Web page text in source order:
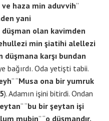
haza min aduvvih”
yani
olan kavimden
min şiatihi alellezi
düşmana karşı bundan
bağırdı. Oda yetişti tabii.
” “Musa ona bir yumruk
). Adamın işini bitirdi. Ondan
” “bu bir şeytan işi
mubin” “o düşmandır.